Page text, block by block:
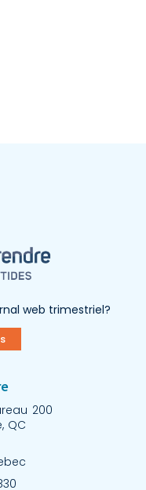
web trimestriel?
200
QC